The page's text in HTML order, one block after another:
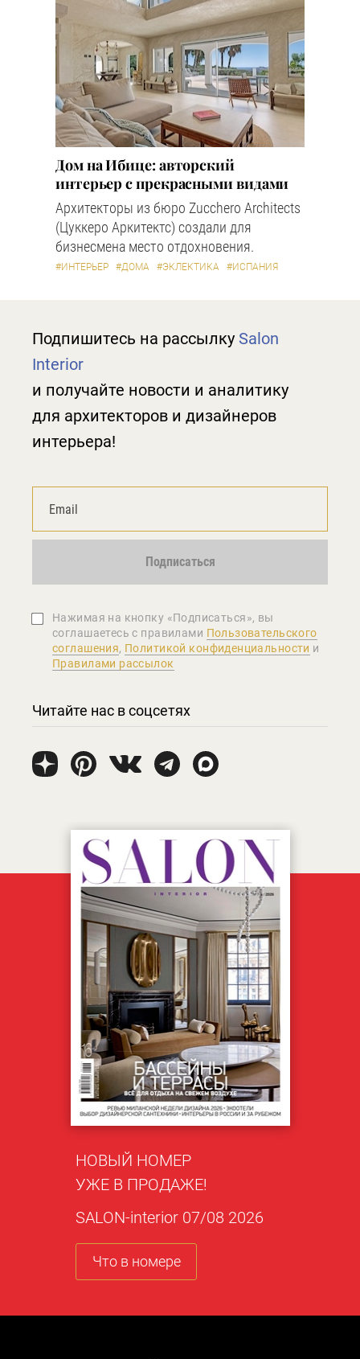
Дом на Ибице: авторский
интерьер с прекрасными видами
Архитекторы из бюро Zucchero Architects
(Цуккеро Аркитектс) создали для
бизнесмена место отдохновения.
#ИНТЕРЬЕР #ДОМА #ЭКЛЕКТИКА #ИСПАНИЯ
Подпишитесь на рассылку Salon
Interior
и получайте новости и аналитику
для архитекторов и дизайнеров
интерьера!
Подписаться
Нажимая на кнопку «Подписаться», вы
соглашаетеcь с правилами Пользовательского
соглашения, Политикой конфиденциальности и
Правилами рассылок
Читайте нас в соцсетях
НОВЫЙ НОМЕР
УЖЕ В ПРОДАЖЕ!
SALON-interior 07/08 2026
Что в номере